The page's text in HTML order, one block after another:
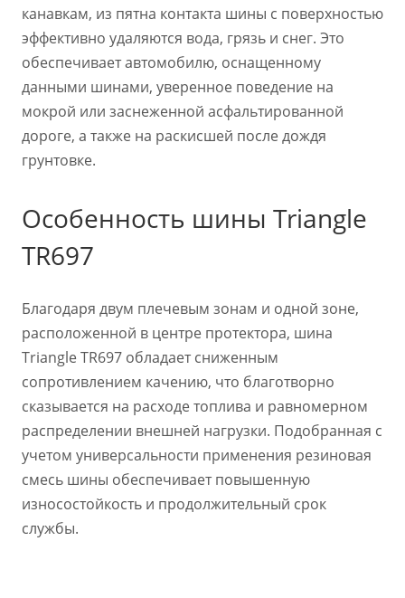
канавкам, из пятна контакта шины с поверхностью
эффективно удаляются вода, грязь и снег. Это
обеспечивает автомобилю, оснащенному
данными шинами, уверенное поведение на
мокрой или заснеженной асфальтированной
дороге, а также на раскисшей после дождя
грунтовке.
Особенность шины Triangle
TR697
Благодаря двум плечевым зонам и одной зоне,
расположенной в центре протектора, шина
Triangle TR697 обладает сниженным
сопротивлением качению, что благотворно
сказывается на расходе топлива и равномерном
распределении внешней нагрузки. Подобранная с
учетом универсальности применения резиновая
смесь шины обеспечивает повышенную
износостойкость и продолжительный срок
службы.